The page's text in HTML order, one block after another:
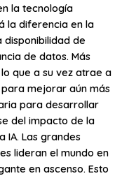
la tecnología
la diferencia en la
disponibilidad de
de datos. Más
que a su vez atrae a
mejorar aún más
para desarrollar
del impacto de la
IA. Las grandes
lideran el mundo en
en ascenso. Esto